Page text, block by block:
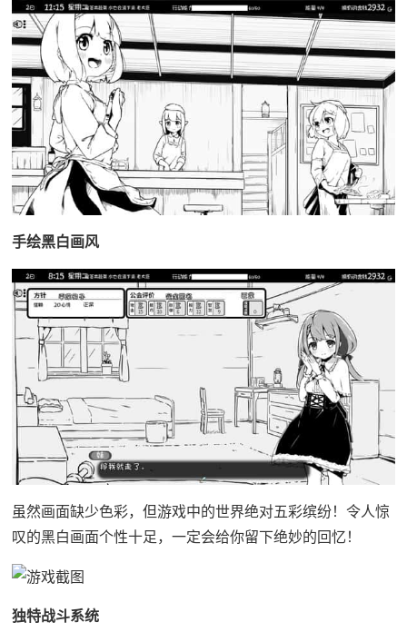
手绘黑白画风
虽然画面缺少色彩，但游戏中的世界绝对五彩缤纷！令人惊
叹的黑白画面个性十足，一定会给你留下绝妙的回忆！
独特战斗系统